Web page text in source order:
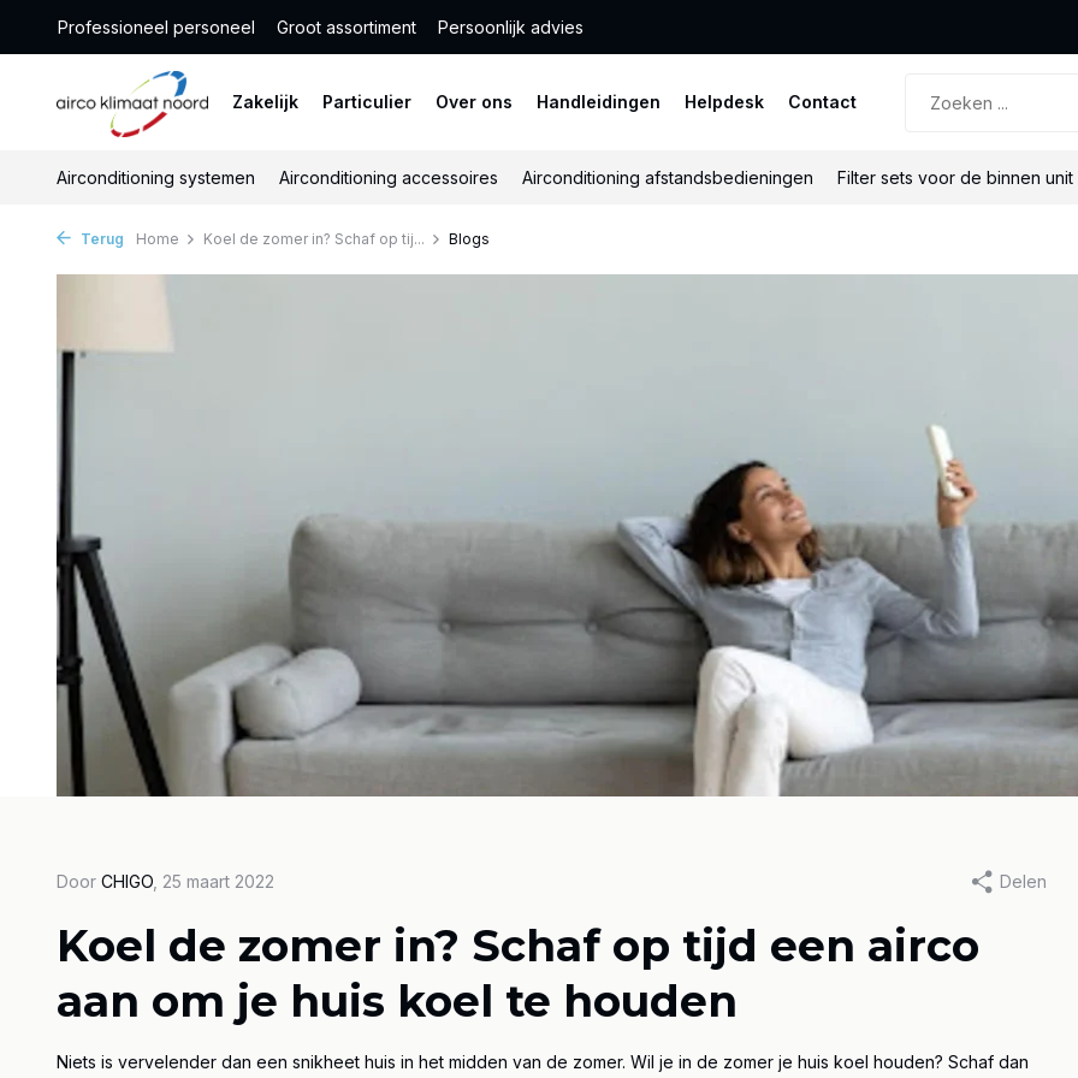
Professioneel personeel Groot assortiment Persoonlijk advies
Zakelijk Particulier Over ons Handleidingen Helpdesk Contact
Airconditioning systemen Airconditioning accessoires Airconditioning afstandsbedieningen Filter sets voor de binnen unit
Terug Home Koel de zomer in? Schaf op tij... Blogs
Door CHIGO , 25 maart 2022 Delen
Koel de zomer in? Schaf op tijd een airco
aan om je huis koel te houden
Niets is vervelender dan een snikheet huis in het midden van de zomer. Wil je in de zomer je huis koel houden? Schaf dan
Hoge gasprijs?
Verwarmen met
airco bespaart
kosten
Door CHIGO, 22 maart 2022
Hoge gasprijs?
Verwarmen
kosten